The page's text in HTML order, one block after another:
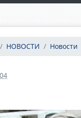
НОВОСТИ Новости